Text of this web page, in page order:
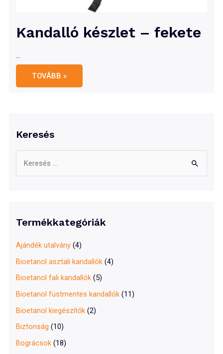
Kandalló készlet – fekete
Kandalló
készlet
–
TOVÁBB »
Keresés
f
o
r
Termékkategóriák
Ajándék utalvány (4)
Bioetanol asztali kandallók (4)
Bioetanol fali kandallók (5)
Bioetanol füstmentes kandallók (11)
Bioetanol kiegészítők (2)
Biztonság (10)
Bográcsok (18)